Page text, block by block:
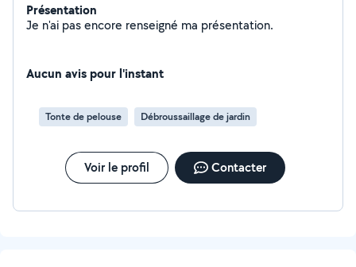
Présentation
Je n'ai pas encore renseigné ma présentation.
Aucun avis pour l'instant
Tonte de pelouse Débroussaillage de jardin
Voir le profil Contacter